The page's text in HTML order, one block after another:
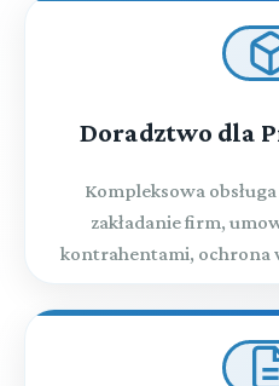
Doradztwo dla
Kompleksowa
zakładanie firm,
kontrahentami, ochrona